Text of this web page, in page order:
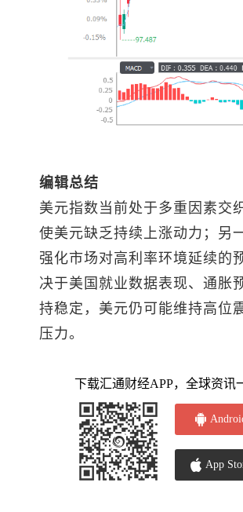
编辑总结
美元指数 当前处于多重因素交
使美元缺乏持续上涨动力；另
强化市场对高利率环境延续的
决于美国就业数据表现、通胀
持稳定，美元仍可能维持高位
压力。
下载汇通财经APP，全球资讯
App